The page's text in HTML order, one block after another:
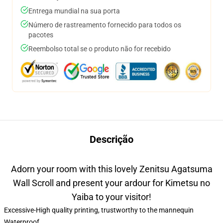
Entrega mundial na sua porta
Número de rastreamento fornecido para todos os
pacotes
Reembolso total se o produto não for recebido
Descrição
Adorn your room with this lovely Zenitsu Agatsuma
Wall Scroll and present your ardour for Kimetsu no
Yaiba to your visitor!
Excessive-High quality printing, trustworthy to the mannequin